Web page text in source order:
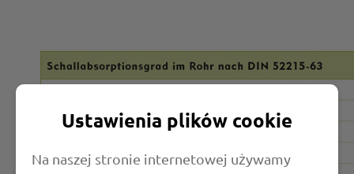
Ustawienia plików cookie
Na naszej stronie internetowej używamy